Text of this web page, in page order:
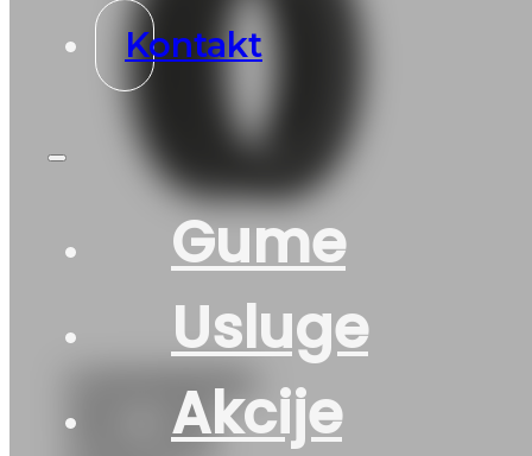
Kontakt
Gume
Usluge
Akcije
G215/65R16C
106T VAN